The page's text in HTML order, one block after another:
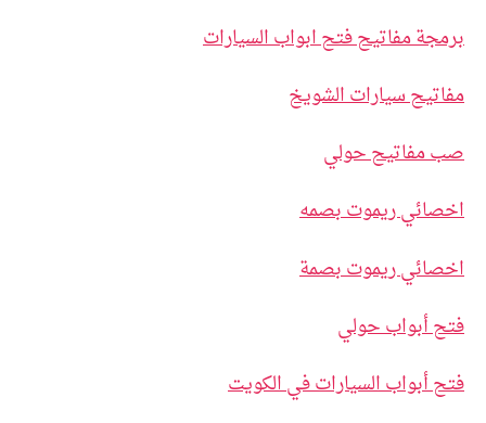
برمجة مفاتيح فتح ابواب السيارات
مفاتيح سيارات الشويخ
صب مفاتيح حولي
اخصائي ريموت بصمه
اخصائي ريموت بصمة
فتح أبواب حولي
فتح أبواب السيارات في الكويت